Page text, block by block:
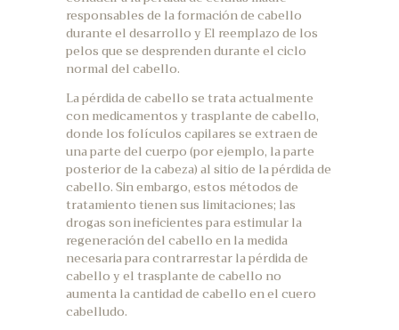
responsables de la formación de cabello
durante el desarrollo y El reemplazo de los
pelos que se desprenden durante el ciclo
normal del cabello.
La pérdida de cabello se trata actualmente
con medicamentos y trasplante de cabello,
donde los folículos capilares se extraen de
una parte del cuerpo (por ejemplo, la parte
posterior de la cabeza) al sitio de la pérdida de
cabello. Sin embargo, estos métodos de
tratamiento tienen sus limitaciones; las
drogas son ineficientes para estimular la
regeneración del cabello en la medida
necesaria para contrarrestar la pérdida de
cabello y el trasplante de cabello no
aumenta la cantidad de cabello en el cuero
cabelludo.